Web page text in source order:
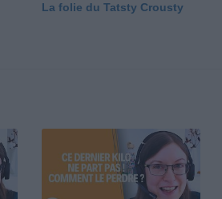
La folie du Tatsty Crousty